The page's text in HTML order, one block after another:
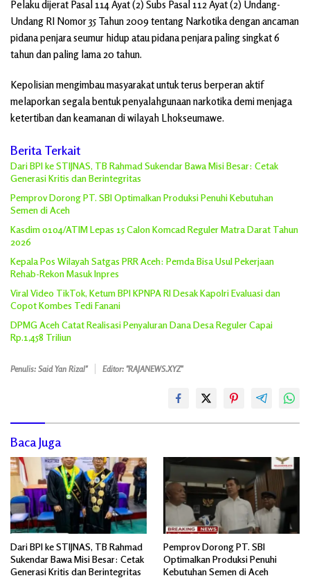
Pelaku dijerat Pasal 114 Ayat (2) Subs Pasal 112 Ayat (2) Undang-
Undang RI Nomor 35 Tahun 2009 tentang Narkotika dengan ancaman
pidana penjara seumur hidup atau pidana penjara paling singkat 6
tahun dan paling lama 20 tahun.
Kepolisian mengimbau masyarakat untuk terus berperan aktif
melaporkan segala bentuk penyalahgunaan narkotika demi menjaga
ketertiban dan keamanan di wilayah Lhokseumawe.
Berita Terkait
Dari BPI ke STIJNAS, TB Rahmad Sukendar Bawa Misi Besar: Cetak
Generasi Kritis dan Berintegritas
Pemprov Dorong PT. SBI Optimalkan Produksi Penuhi Kebutuhan
Semen di Aceh
Kasdim 0104/ATIM Lepas 15 Calon Komcad Reguler Matra Darat Tahun
2026
Kepala Pos Wilayah Satgas PRR Aceh: Pemda Bisa Usul Pekerjaan
Rehab-Rekon Masuk Inpres
Viral Video TikTok, Ketum BPI KPNPA RI Desak Kapolri Evaluasi dan
Copot Kombes Tedi Fanani
DPMG Aceh Catat Realisasi Penyaluran Dana Desa Reguler Capai
Rp.1,458 Triliun
Penulis: Said Yan Rizal" Editor: "RAJANEWS.XYZ"
Baca Juga
Dari BPI ke STIJNAS, TB Rahmad
Sukendar Bawa Misi Besar: Cetak
Generasi Kritis dan Berintegritas
Pemprov Dorong PT. SBI
Optimalkan Produksi Penuhi
Kebutuhan Semen di Aceh